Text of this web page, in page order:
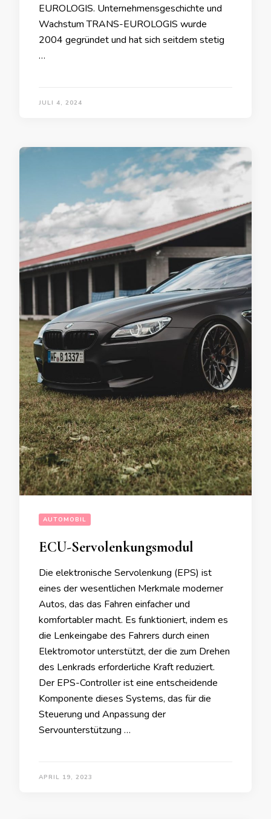
EUROLOGIS. Unternehmensgeschichte und
Wachstum TRANS-EUROLOGIS wurde
2004 gegründet und hat sich seitdem stetig
…
JULI 4, 2024
AUTOMOBIL
ECU-Servolenkungsmodul
Die elektronische Servolenkung (EPS) ist
eines der wesentlichen Merkmale moderner
Autos, das das Fahren einfacher und
komfortabler macht. Es funktioniert, indem es
die Lenkeingabe des Fahrers durch einen
Elektromotor unterstützt, der die zum Drehen
des Lenkrads erforderliche Kraft reduziert.
Der EPS-Controller ist eine entscheidende
Komponente dieses Systems, das für die
Steuerung und Anpassung der
Servounterstützung …
APRIL 19, 2023